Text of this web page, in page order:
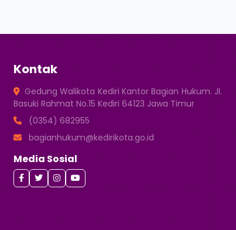
Kontak
Gedung Walikota Kediri Kantor Bagian Hukum. Jl.
Basuki Rahmat No.15 Kediri 64123 Jawa Timur
(0354) 682955
bagianhukum@kedirikota.go.id
Media Sosial